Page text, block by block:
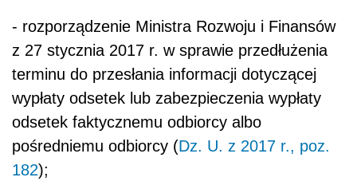
- rozporządzenie Ministra Rozwoju i Finansów
z 27 stycznia 2017 r. w sprawie przedłużenia
terminu do przesłania informacji dotyczącej
wypłaty odsetek lub zabezpieczenia wypłaty
odsetek faktycznemu odbiorcy albo
pośredniemu odbiorcy (Dz. U. z 2017 r., poz.
182);